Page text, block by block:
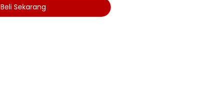
Beli Sekarang